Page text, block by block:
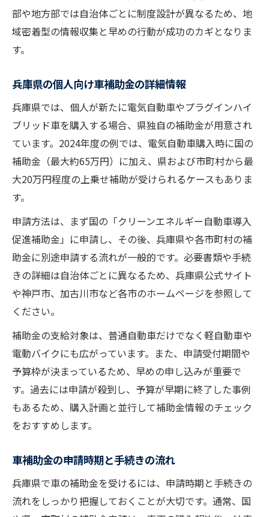
部や地方部では自治体ごとに制度設計が異なるため、地
域密着型の情報収集と早めの行動が成功のカギとなりま
す。
兵庫県の個人向け車補助金の詳細情報
兵庫県では、個人が新たに電気自動車やプラグインハイ
ブリッド車を購入する場合、県独自の補助金が用意され
ています。2024年度の例では、電気自動車購入時に国の
補助金（最大約65万円）に加え、県および市町村から最
大20万円程度の上乗せ補助が受けられるケースもありま
す。
申請方法は、まず国の「クリーンエネルギー自動車導入
促進補助金」に申請し、その後、兵庫県や各市町村の補
助金に別途申請する流れが一般的です。必要書類や手続
きの詳細は自治体ごとに異なるため、兵庫県公式サイト
や神戸市、加古川市など各市のホームページを参照して
ください。
補助金の支給対象は、普通自動車だけでなく軽自動車や
電動バイクにも広がっています。また、申請受付期間や
予算枠が決まっているため、早めの申し込みが重要で
す。過去には申請が殺到し、予算が早期に終了した事例
もあるため、購入計画と並行して補助金情報のチェック
をおすすめします。
車補助金の申請時期と手続きの流れ
兵庫県で車の補助金を受けるには、申請時期と手続きの
流れをしっかり把握しておくことが大切です。通常、国